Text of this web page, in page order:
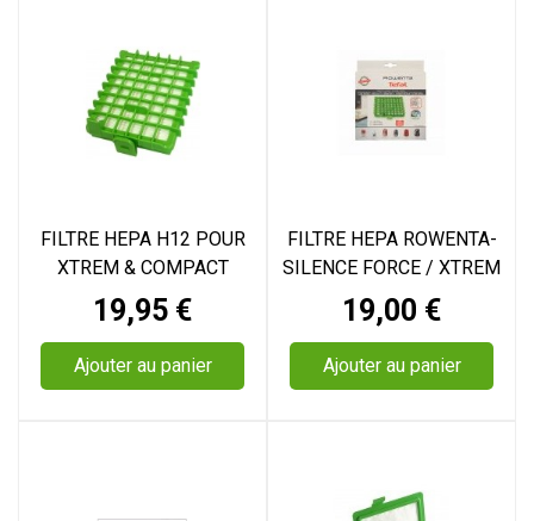
FILTRE HEPA H12 POUR
XTREM & COMPACT
POWER ROWENTA
Prix
19,95 €
Ajouter au panier
FILTRE HEPA ROWENTA-
SILENCE FORCE / XTREM
POWER XL/ h13
Prix
19,00 €
Ajouter au panier